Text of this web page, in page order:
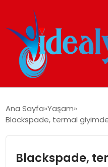
GÜNDEM
EKONOMI
Ana Sayfa Yaşam
Blackspade, termal
Blackspade,